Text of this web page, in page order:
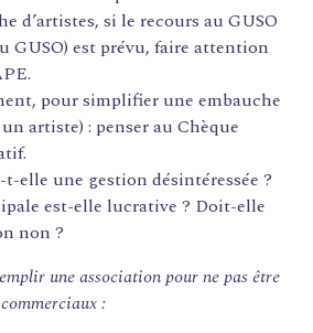
d’artistes, si le recours au GUSO
GUSO) est prévu, faire attention
pour simplifier une embauche
artiste) : penser au Chèque
elle une gestion désintéressée ?
est-elle lucrative ? Doit-elle
non ?
une association pour ne pas être
: